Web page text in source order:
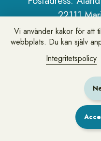
22111
Telefon:
E-post:
Om
Om
Lämna
Vi använder kakor för att
webbplats. Du kan själv
Integritetspolicy